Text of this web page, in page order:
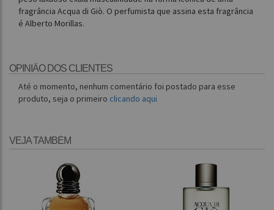
fragrância Acqua di Giò. O perfumista que assina esta fragrância
é Alberto Morillas.
OPINIÃO DOS CLIENTES
Até o momento, nenhum comentário foi postado para esse
produto, seja o primeiro clicando aqui
VEJA TAMBÉM